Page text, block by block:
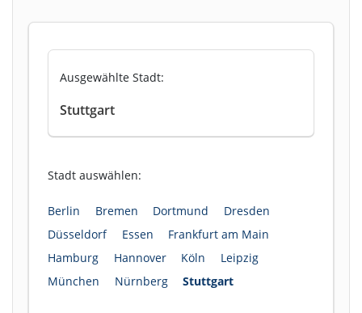
Ausgewählte Stadt:
Stuttgart
Stadt auswählen:
Berlin Bremen Dortmund
Dresden
Düsseldorf
Essen
Frankfurt am Main
Hamburg
Hannover Köln
Leipzig
München
Nürnberg Stuttgart